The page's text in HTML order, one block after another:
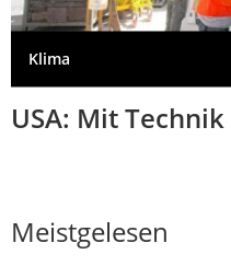
Klima
USA: Mit
Meistgelesen